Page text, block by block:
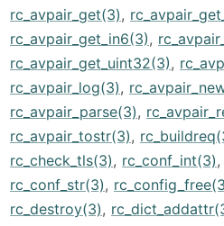
rc_avpair_get(3),
rc_avpair_get_in6(3),
rc_avpair_get_uint32(3),
rc_avpair_log(3),
rc_avpair_parse(3),
rc_avpair_tostr(3),
rc_check_tls(3), rc_conf_int(3),
rc_conf_str(3),
rc_destroy(3),